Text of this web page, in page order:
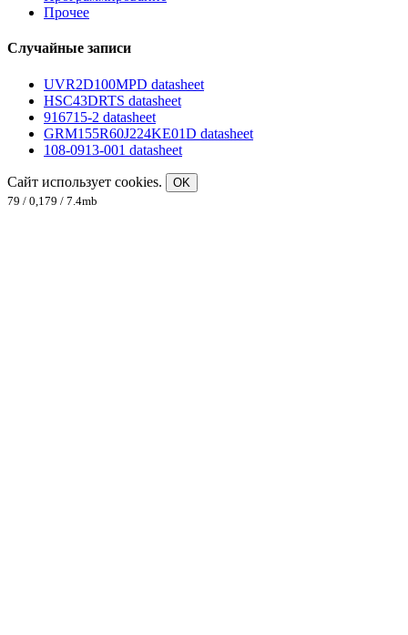
Прочее
Случайные записи
UVR2D100MPD datasheet
HSC43DRTS datasheet
916715-2 datasheet
GRM155R60J224KE01D datasheet
108-0913-001 datasheet
Сайт использует cookies.
OK
79 / 0,179 / 7.4mb